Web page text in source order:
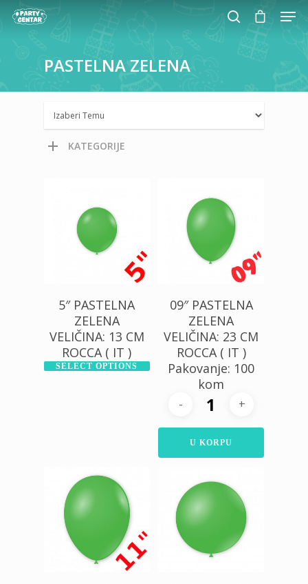
Hit enter to search or ESC to close
PASTELNAZELENA
KATEGORIJE
175,00RSD
500,00
RSD
5″ PASTELNA
ZELENA
VELIČINA: 13 CM
ROCCA ( IT )
SELECT OPTIONS
700,00 RSD
09″ PASTELNA
ZELENA
VELIČINA: 23 CM
ROCCA ( IT )
Pakovanje: 100
kom
U KORPU
130,00
RSD
1.000,00
RSD
325,00 RSD